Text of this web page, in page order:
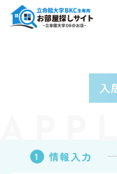
入
1 情報入力